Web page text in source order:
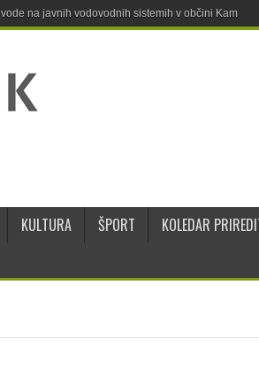
na javnih vodovodnih sistemih v občini Kamnik
KULTURA ŠPORT KOLEDAR